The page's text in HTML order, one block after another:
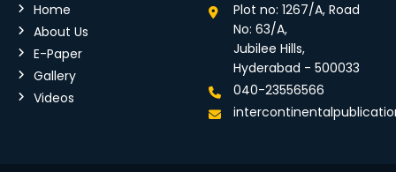
Home
About Us
E-Paper
Gallery
Videos
Plot no: 1267/A, Road
No: 63/A,
Jubilee Hills,
Hyderabad - 500033
040-23556566